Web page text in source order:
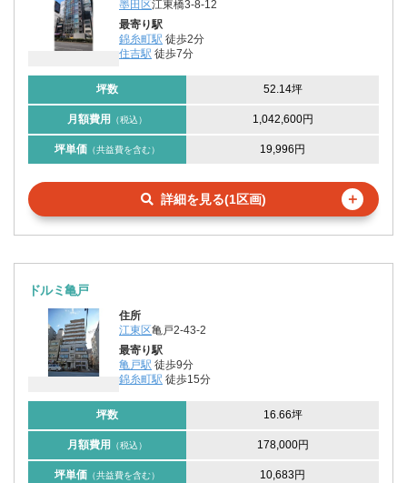
墨田区江東橋3-8-12
最寄り駅
錦糸町駅 徒歩2分
住吉駅 徒歩7分
坪数 52.14坪
月額費用 （税込） 1,042,600円
坪単価 （共益費を含む） 19,996円
詳細を見る(1区画) ＋
ドルミ亀戸
住所
江東区亀戸2-43-2
最寄り駅
亀戸駅 徒歩9分
錦糸町駅 徒歩15分
坪数 16.66坪
月額費用 （税込） 178,000円
坪単価 （共益費を含む） 10,683円